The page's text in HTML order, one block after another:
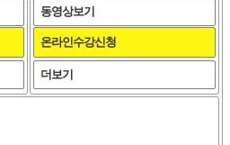
더보기
온라인수강신청
동영상보기